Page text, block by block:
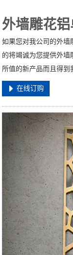
外墙雕花
如果您对我公司的外墙
的将竭诚为您提供外墙
所值的新产品而且得到
在线订购